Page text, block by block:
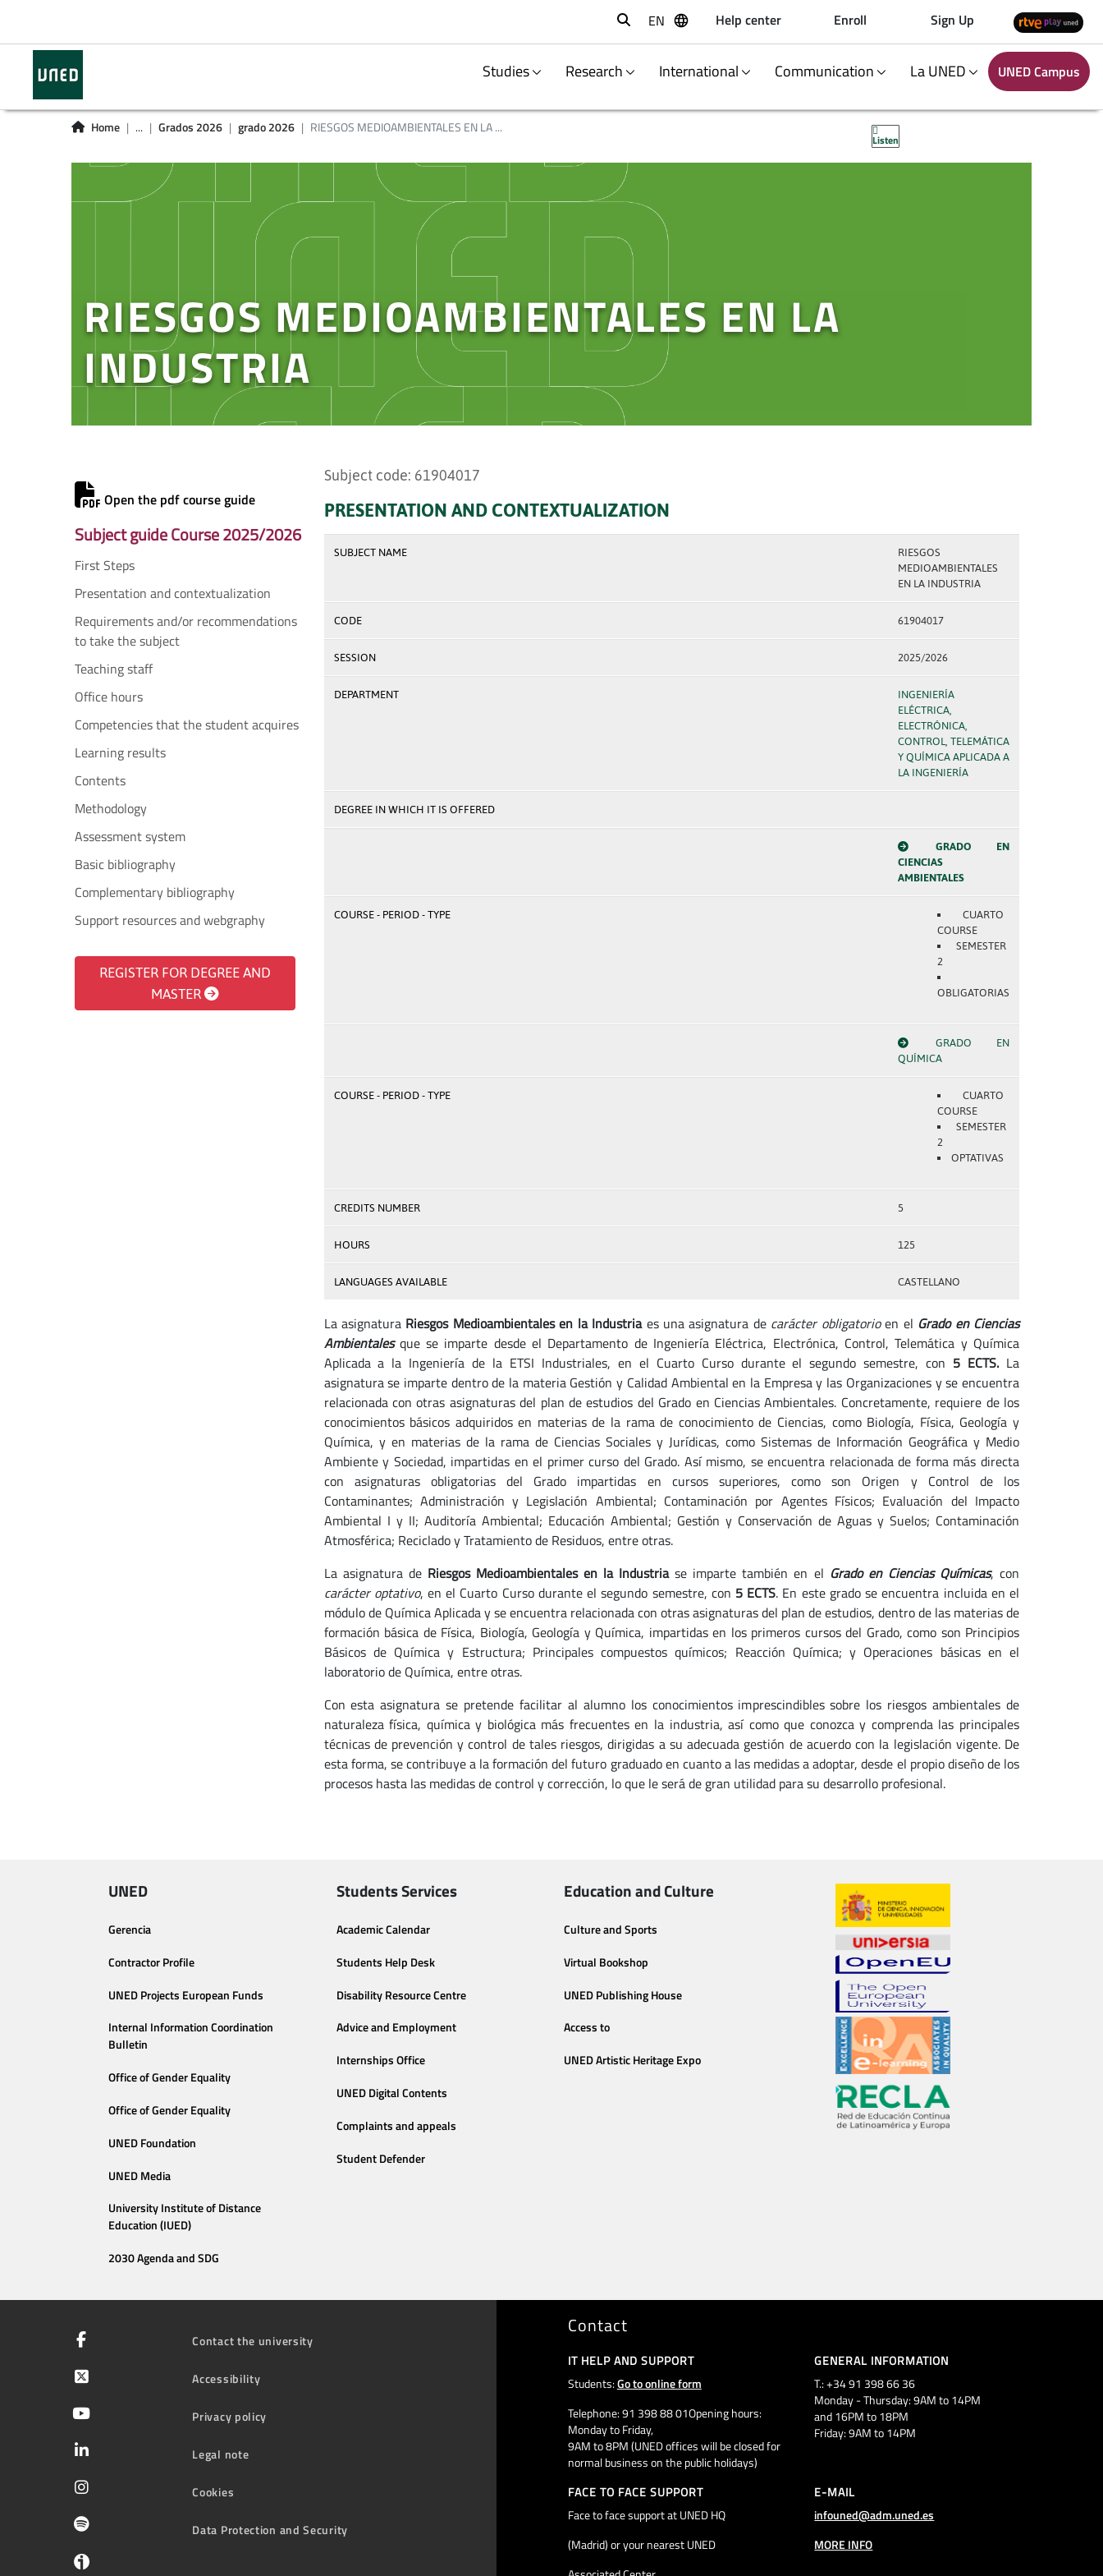
Buscar
EN Help center Enroll Sign Up
Studies Research International Communication La UNED UNED Campus
Home ... Grados 2026 grado 2026 RIESGOS MEDIOAMBIENTALES EN LA ...
Listen
RIESGOS MEDIOAMBIENTALES EN LA
INDUSTRIA
Open the pdf course guide
Subject guide Course 2025/2026
First Steps
Presentation and contextualization
Requirements and/or recommendations
to take the subject
Teaching staff
Office hours
Competencies that the student acquires
Learning results
Contents
Methodology
Assessment system
Basic bibliography
Complementary bibliography
Support resources and webgraphy
REGISTER FOR DEGREE AND
MASTER
Subject code: 61904017
PRESENTATION AND CONTEXTUALIZATION
SUBJECT NAME
RIESGOS
MEDIOAMBIENTALES
EN LA INDUSTRIA
CODE 61904017
SESSION 2025/2026
DEPARTMENT
INGENIERÍA
ELÉCTRICA,
ELECTRÓNICA,
CONTROL, TELEMÁTICA
Y QUÍMICA APLICADA A
LA INGENIERÍA
DEGREE IN WHICH IT IS OFFERED
GRADO EN
CIENCIAS
AMBIENTALES
COURSE - PERIOD - TYPE
CUARTO
COURSE
SEMESTER
2
OBLIGATORIAS
GRADO EN
QUÍMICA
COURSE - PERIOD - TYPE
CUARTO
COURSE
SEMESTER
2
OPTATIVAS
CREDITS NUMBER 5
HOURS 125
LANGUAGES AVAILABLE CASTELLANO
La asignatura Riesgos Medioambientales en la Industriaes una asignatura de carácter obligatorioen el Grado en Ciencias
Ambientales que se imparte desde el Departamento de Ingeniería Eléctrica, Electrónica, Control, Telemática y Química
Aplicada a la Ingeniería de la ETSI Industriales, en el Cuarto Curso durante el segundo semestre, con 5 ECTS. La
asignatura se imparte dentro de la materia Gestión y Calidad Ambiental en la Empresa y las Organizaciones y se encuentra
relacionada con otras asignaturas del plan de estudios del Grado en Ciencias Ambientales. Concretamente, requiere de los
conocimientos básicos adquiridos en materias de la rama de conocimiento de Ciencias, como Biología, Física, Geología y
Química, y en materias de la rama de Ciencias Sociales y Jurídicas, como Sistemas de Información Geográfica y Medio
Ambiente y Sociedad, impartidas en el primer curso del Grado. Así mismo, se encuentra relacionada de forma más directa
con asignaturas obligatorias del Grado impartidas en cursos superiores, como son Origen y Control de los
Contaminantes; Administración y Legislación Ambiental; Contaminación por Agentes Físicos; Evaluación del Impacto
Ambiental I y II; Auditoría Ambiental; Educación Ambiental; Gestión y Conservación de Aguas y Suelos; Contaminación
Atmosférica; Reciclado y Tratamiento de Residuos, entre otras.
La asignatura de Riesgos Medioambientales en la Industriase imparte también en el Grado en Ciencias Químicas, con
carácter optativo, en el Cuarto Curso durante el segundo semestre, con 5 ECTS. En este grado se encuentra incluida en el
módulo de Química Aplicada y se encuentra relacionada con otras asignaturas del plan de estudios, dentro de las materias de
formación básica de Física, Biología, Geología y Química, impartidas en los primeros cursos del Grado, como son Principios
Básicos de Química y Estructura; Principales compuestos químicos; Reacción Química; y Operaciones básicas en el
laboratorio de Química, entre otras.
Con esta asignatura se pretende facilitar al alumno los conocimientos imprescindibles sobre los riesgos ambientales de
naturaleza física, química y biológica más frecuentes en la industria, así como que conozca y comprenda las principales
técnicas de prevención y control de tales riesgos, dirigidas a su adecuada gestión de acuerdo con la legislación vigente. De
esta forma, se contribuye a la formación del futuro graduado en cuanto a las medidas a adoptar, desde el propio diseño de los
procesos hasta las medidas de control y corrección, lo que le será de gran utilidad para su desarrollo profesional.
UNED
Gerencia
Contractor Profile
UNED Projects European Funds
Internal Information Coordination
Bulletin
Office of Gender Equality
Office of Gender Equality
UNED Foundation
UNED Media
University Institute of Distance
Education (IUED)
2030 Agenda and SDG
Students Services
Academic Calendar
Students Help Desk
Disability Resource Centre
Advice and Employment
Internships Office
UNED Digital Contents
Complaints and appeals
Student Defender
Education and Culture
Culture and Sports
Virtual Bookshop
UNED Publishing House
Access to
UNED Artistic Heritage Expo
Contact the university
Accessibility
Privacy policy
Legal note
Cookies
Data Protection and Security
Contact
IT HELP AND SUPPORT
Students:Go to online form
Telephone: 91 398 88 01Opening hours:
Monday to Friday,
9AM to 8PM (UNED offices will be closed for
normal business on the public holidays)
GENERAL INFORMATION
T.: +34 91 398 66 36
Monday - Thursday: 9AM to 14PM
and 16PM to 18PM
Friday: 9AM to 14PM
FACE TO FACE SUPPORT
Face to face support at UNED HQ
(Madrid) or your nearest UNED
E-MAIL
infouned@adm.uned.es
MORE INFO